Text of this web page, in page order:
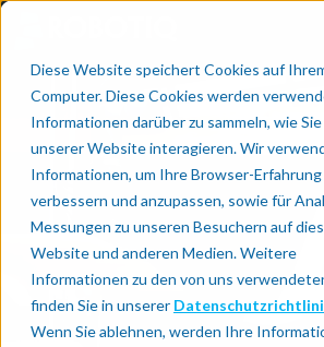
Diese Website speichert Cookies auf
Computer. Diese Cookies werden
Informationen darüber zu sammeln, wie
unserer Website interagieren. Wir
Informationen, um Ihre Browser-Erfahrung
verbessern und anzupassen, sowie für
Messungen zu unseren Besuchern auf
Website und anderen Medien. Weitere
Informationen zu den von uns
finden Sie in unserer
Wenn Sie ablehnen, werden Ihre